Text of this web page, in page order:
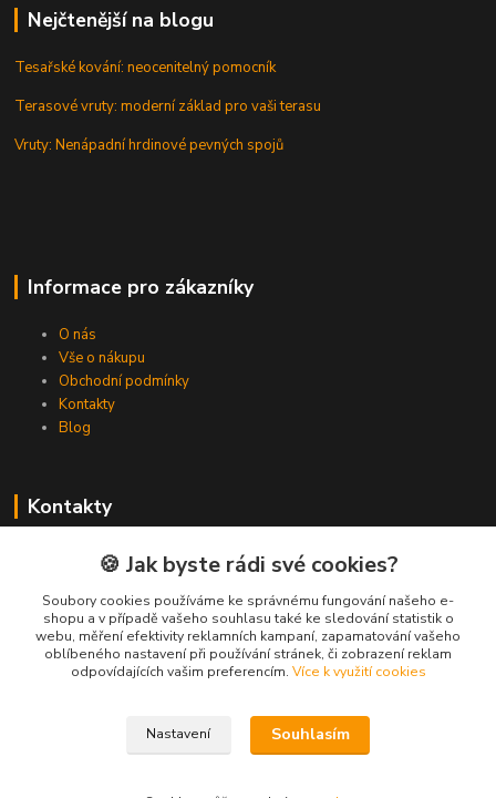
Nejčtenější na blogu
Tesařské kování: neocenitelný pomocník
Terasové vruty: moderní základ pro vaši terasu
Vruty: Nenápadní hrdinové pevných spojů
Informace pro zákazníky
O nás
Vše o nákupu
Obchodní podmínky
Kontakty
Blog
Kontakty
Zákaznická podpora Spojovat.cz
+420 606 036 459
(PO-PÁ, 8-16 hod.)
info@spojovat.cz
🍪 Jak byste rádi své cookies?
Soubory cookies používáme ke správnému fungování našeho e-
shopu a v případě vašeho souhlasu také ke sledování statistik o
webu, měření efektivity reklamních kampaní, zapamatování vašeho
oblíbeného nastavení při používání stránek, či zobrazení reklam
odpovídajících vašim preferencím. Více k využití cookies
Nastavení Souhlasím